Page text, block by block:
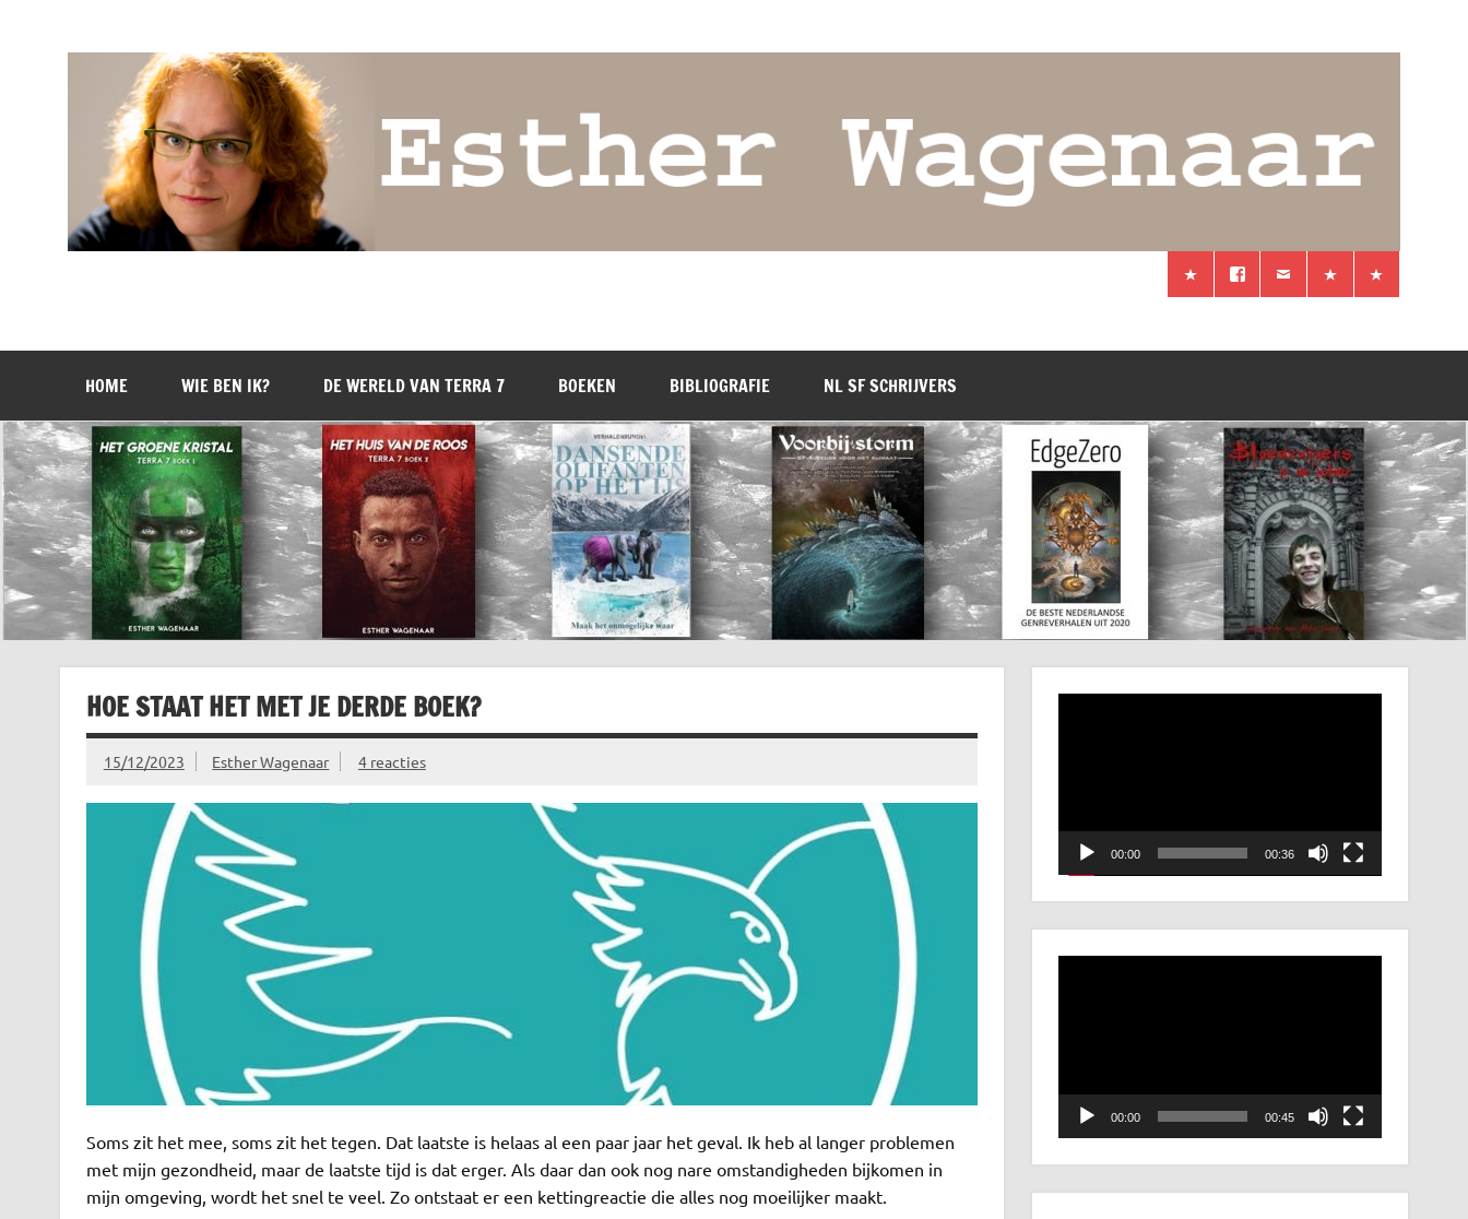
Esther Wagenaar
HOME WIE BEN IK? DE WERELD VAN TERRA 7 BOEKEN BIBLIOGRAFIE NL SF SCHRIJVERS
HOE STAAT HET MET JE DERDE BOEK?
15/12/2023 Esther Wagenaar 4 reacties
Soms zit het mee, soms zit het tegen. Dat laatste is helaas al een paar jaar het geval. Ik heb al langer problemen
met mijn gezondheid, maar de laatste tijd is dat erger. Als daar dan ook nog nare omstandigheden bijkomen in
mijn omgeving, wordt het snel te veel. Zo ontstaat er een kettingreactie die alles nog moeilijker maakt.
Videospeler
00:00 00:36
00:00 00:45